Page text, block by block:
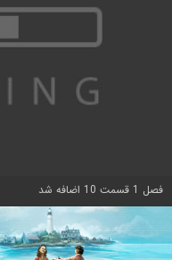
فصل 1 قسمت 10 اضافه شد